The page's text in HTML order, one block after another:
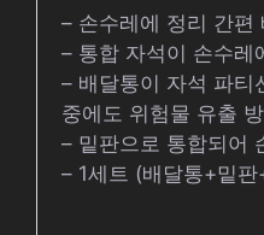
– 손수레에 정리 간편
– 통합 자석이 손수레
– 배달통이 자석 파티
중에도 위험물 유출
– 밑판으로 통합되어
– 1세트 (배달통+밑